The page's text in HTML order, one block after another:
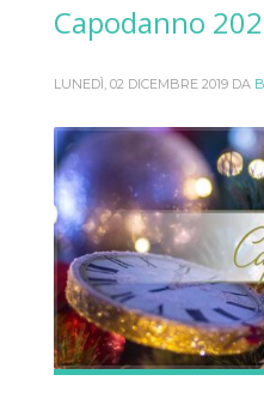
Capodanno
LUNEDÌ, 02 DICEMBRE 2019 DA